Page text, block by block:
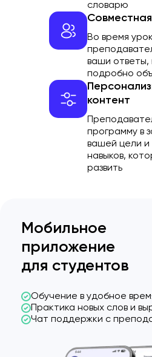
словарю
Во время
ваши ответы,
подробно
контент
программу в
вашей цели
навыков,
развить
Мобильное
приложение
для студентов
Обучение в удобное
Практика новых слов и
Чат поддержки с